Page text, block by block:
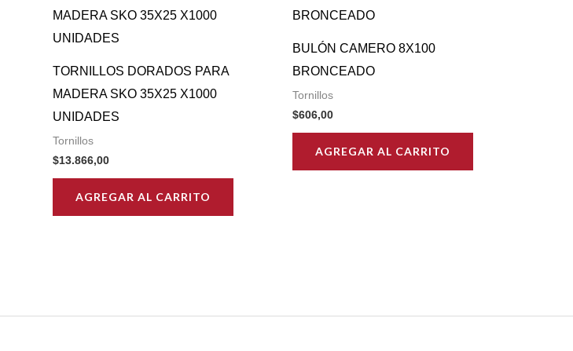
TORNILLOS DORADOS PARA
MADERA SKO 35X25 X1000
UNIDADES
Tornillos
$13.866,00
AGREGAR AL CARRITO
BULÓN CAMERO 8X100
BRONCEADO
Tornillos
$606,00
AGREGAR AL CARRITO